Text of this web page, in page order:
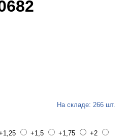
На складе: 266 шт.
+1,5 +1,75
+2